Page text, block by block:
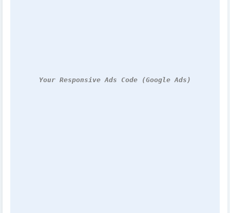
Your Responsive Ads Code (Google Ads)